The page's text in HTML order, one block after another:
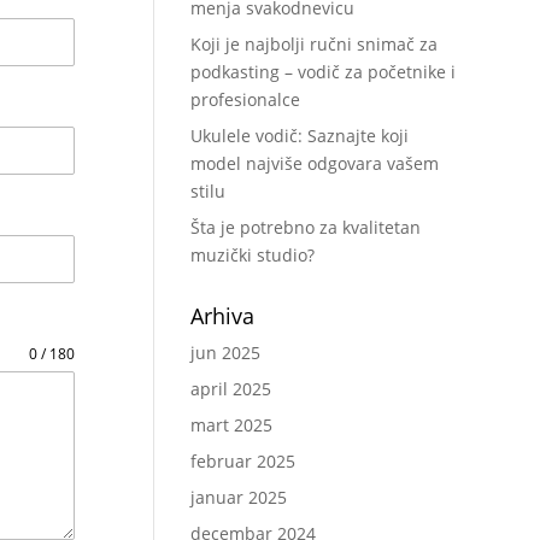
0 / 180
menja svakodnevicu
Koji je najbolji ručni snimač za
podkasting – vodič za početnike i
profesionalce
Ukulele vodič: Saznajte koji
model najviše odgovara vašem
stilu
Šta je potrebno za kvalitetan
muzički studio?
Arhiva
jun 2025
april 2025
mart 2025
februar 2025
januar 2025
decembar 2024